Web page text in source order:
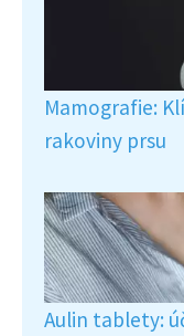
Mamografie:
rakoviny prsu
Aulin tablety: